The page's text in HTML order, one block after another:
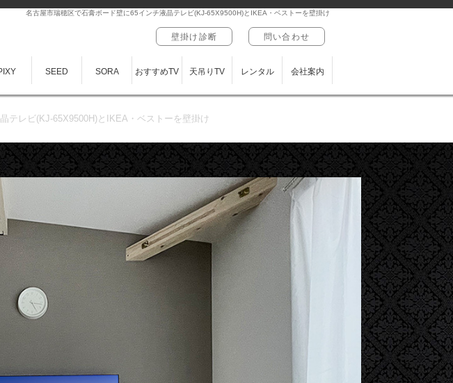
名古屋市瑞穂区で石膏ボード壁に65インチ液晶テレビ(KJ-65X9500H)とIKEA・ベストーを壁掛け
壁掛け診断 問い合わせ
SEED SORA おすすめTV 天吊りTV レンタル 会社案内
テレビ(KJ-65X9500H)とIKEA・ベストーを壁掛け